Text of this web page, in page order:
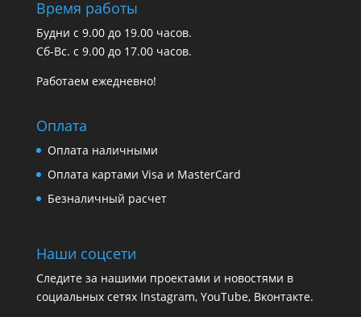
Время работы
Будни с 9.00 до 19.00 часов.
Сб-Вс. с 9.00 до 17.00 часов.
Работаем ежедневно!
Оплата
Оплата наличными
Оплата картами Visa и MasterCard
Безналичный расчет
Наши соцсети
Следите за нашими проектами и новостями в
социальных сетях Instagram, YouTube, Вконтакте.